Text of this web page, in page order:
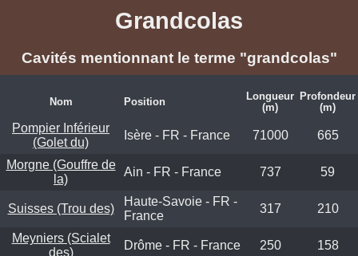
Grandcolas
Cavités mentionnant le terme "grandcolas"
Nom Position
Longueur
(m)
Profondeur
(m)
Pompier Inférieur
(Golet du)
Isère - FR - France 71000 665
Morgne (Gouffre de
la)
Ain - FR - France 737 59
Suisses (Trou des)
Haute-Savoie - FR -
France
317 210
Meyniers (Scialet
des)
Drôme - FR - France 250 158